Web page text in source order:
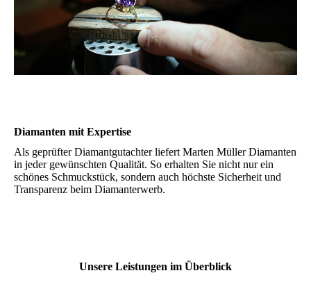
Diamanten mit Expertise
Als geprüfter Diamantgutachter liefert Marten Müller Diamanten
in jeder gewünschten Qualität. So erhalten Sie nicht nur ein
schönes Schmuckstück, sondern auch höchste Sicherheit und
Transparenz beim Diamanterwerb.
Unsere Leistungen im Überblick